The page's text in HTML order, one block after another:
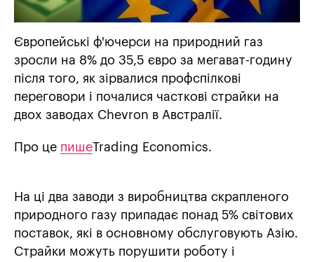
Європейські ф'ючерси на природний газ
зросли на 8% до 35,5 євро за мегават-годину
після того, як зірвалися профспілкові
переговори і почалися часткові страйки на
двох заводах Chevron в Австралії.
Про це пишеTrading Economics.
На ці два заводи з виробництва скрапленого
природного газу припадає понад 5% світових
поставок, які в основному обслуговують Азію.
Страйки можуть порушити роботу і